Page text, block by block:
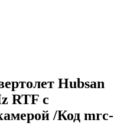
Hubsan
RTF с
/Код mrc-